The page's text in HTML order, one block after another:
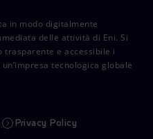
in modo digitalmente
delle attività di Eni. Si
trasparente e accessibile i
tecnologica globale
Privacy Policy